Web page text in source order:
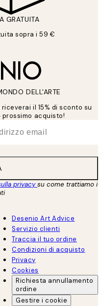
GRATUITA
sopra i 59 €
DELL'ARTE
il 15% di sconto su
acquisto!
privacysu come trattiamo i
Desenio Art Advice
Servizio clienti
Traccia il tuo ordine
Condizioni di acquisto
Privacy
Cookies
Richiesta annullamento
ordine
Gestire i cookie